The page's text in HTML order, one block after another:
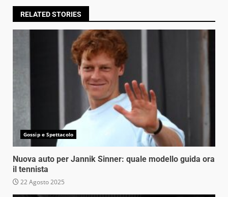
RELATED STORIES
Gossip e Spettacolo
Nuova auto per Jannik Sinner: quale modello guida ora
il tennista
22 Agosto 2025